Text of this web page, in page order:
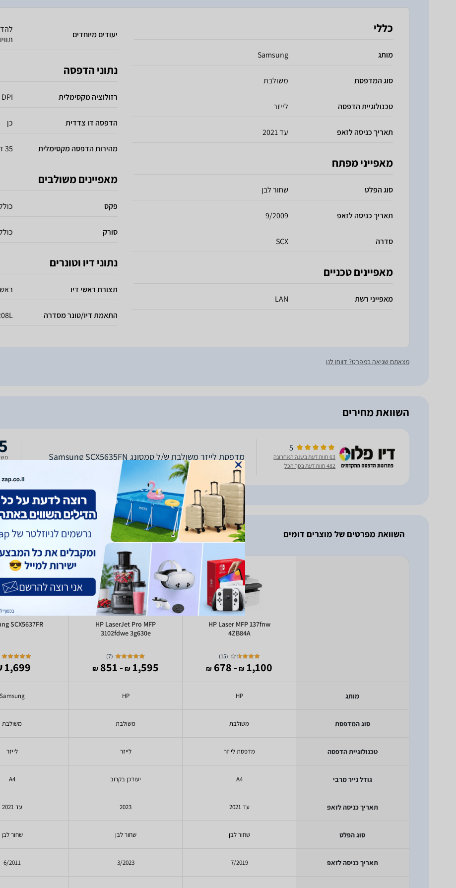
כללי
מותג Samsung
סוג המדפסת משולבת
טכנולוגיית הדפסה לייזר
תאריך כניסה לזאפ עד 2021
מאפייני מפתח
סוג הפלט שחור לבן
תאריך כניסה לזאפ 9/2009
סדרה SCX
מאפיינים טכניים
מאפייני רשת LAN
יעודים מיוחדים
נתוני הדפסה
רזולוציה מקסימלית
הדפסה דו צדדית כן
מהירות הדפסה מקסימלית 35 דפים בדקה
מאפיינים משולבים
פקס
סורק
נתוני דיו וטונרים
תצורת ראשי דיו
התאמת דיו/טונר מסדרה
מצאתם שגיאה במפרט? דווחו לנו
השוואת מחירים
5
63 חוות דעת בשנה האחרונה
482 חוות דעת בסך הכל
מדפסת לייזר משולבת ש/ל סמסונג Samsung SCX5635FN
השוואת מפרטים של מוצרים דומים
מותג
סוג המדפסת
טכנולוגיית הדפסה
גודל נייר מרבי
תאריך כניסה לזאפ
סוג הפלט
תאריך כניסה לזאפ
HP Laser MFP 137fnw
4ZB84A
(
15
)
1,100
₪
- 678
₪
HP
משולבת
מדפסת לייזר
A4
עד 2021
שחור לבן
7/2019
HP LaserJet Pro MFP
3102fdwe 3g630e
(
7
)
1,595
₪
- 851
₪
HP
משולבת
לייזר
יעודכן בקרוב
2023
שחור לבן
3/2023
SCX5637FR
1,699 ₪
Samsung
משולבת
לייזר
A4
עד 2021
שחור לבן
6/2011